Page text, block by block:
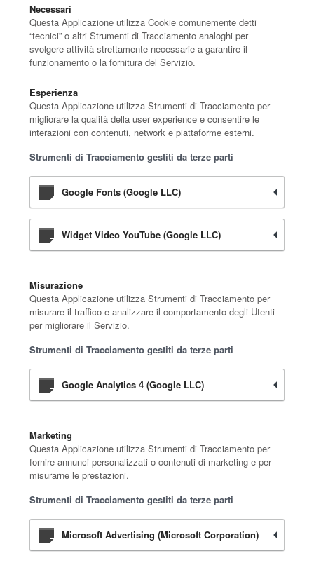
Necessari
Questa Applicazione utilizza Cookie comunemente detti
“tecnici” o altri Strumenti di Tracciamento analoghi per
svolgere attività strettamente necessarie a garantire il
funzionamento o la fornitura del Servizio.
Esperienza
Questa Applicazione utilizza Strumenti di Tracciamento per
migliorare la qualità della user experience e consentire le
interazioni con contenuti, network e piattaforme esterni.
Strumenti di Tracciamento gestiti da terze parti
Google Fonts (Google LLC)
Widget Video YouTube (Google LLC)
Misurazione
Questa Applicazione utilizza Strumenti di Tracciamento per
misurare il traffico e analizzare il comportamento degli Utenti
per migliorare il Servizio.
Strumenti di Tracciamento gestiti da terze parti
Google Analytics 4 (Google LLC)
Marketing
Questa Applicazione utilizza Strumenti di Tracciamento per
fornire annunci personalizzati o contenuti di marketing e per
misurarne le prestazioni.
Strumenti di Tracciamento gestiti da terze parti
Microsoft Advertising (Microsoft Corporation)